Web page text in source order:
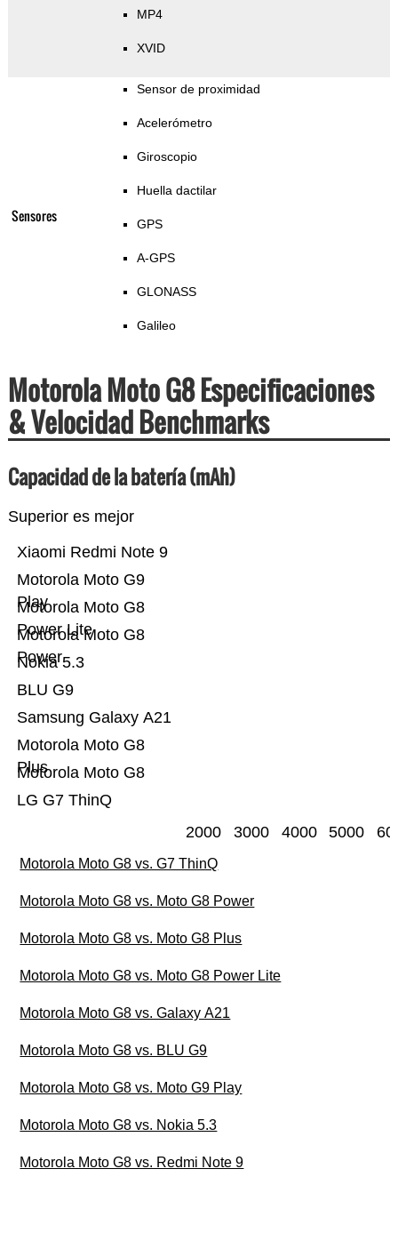
MP4
XVID
Sensores
Sensor de proximidad
Acelerómetro
Giroscopio
Huella dactilar
GPS
A-GPS
GLONASS
Galileo
Motorola Moto G8 Especificaciones
& Velocidad Benchmarks
Capacidad de la batería (mAh)
Superior es mejor
LG G7 ThinQ
Motorola Moto G8
Motorola Moto G8
Plus
Samsung Galaxy A21
BLU G9
Nokia 5.3
Motorola Moto G8
Power
Motorola Moto G8
Power Lite
Motorola Moto G9
Play
Xiaomi Redmi Note 9
2000 3000 4000 5000
Motorola Moto G8 vs. G7 ThinQ
Motorola Moto G8 vs. Moto G8 Power
Motorola Moto G8 vs. Moto G8 Plus
Motorola Moto G8 vs. Moto G8 Power Lite
Motorola Moto G8 vs. Galaxy A21
Motorola Moto G8 vs. BLU G9
Motorola Moto G8 vs. Moto G9 Play
Motorola Moto G8 vs. Nokia 5.3
Motorola Moto G8 vs. Redmi Note 9